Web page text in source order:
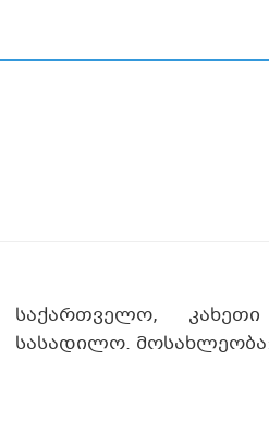
საქართველო,
სასადილო.